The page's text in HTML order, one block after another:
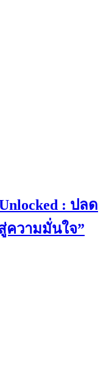
: ปลด
ความมั่นใจ”